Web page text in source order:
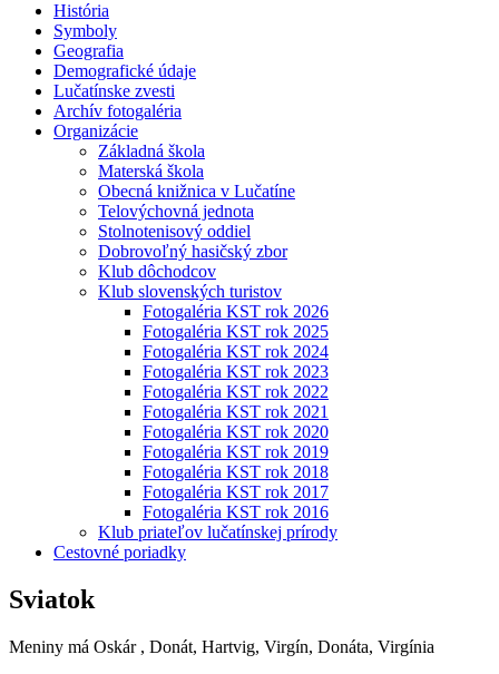
História
Symboly
Geografia
Demografické údaje
Lučatínske zvesti
Archív fotogaléria
Organizácie
Základná škola
Materská škola
Obecná knižnica v Lučatíne
Telovýchovná jednota
Stolnotenisový oddiel
Dobrovoľný hasičský zbor
Klub dôchodcov
Klub slovenských turistov
Fotogaléria KST rok 2026
Fotogaléria KST rok 2025
Fotogaléria KST rok 2024
Fotogaléria KST rok 2023
Fotogaléria KST rok 2022
Fotogaléria KST rok 2021
Fotogaléria KST rok 2020
Fotogaléria KST rok 2019
Fotogaléria KST rok 2018
Fotogaléria KST rok 2017
Fotogaléria KST rok 2016
Klub priateľov lučatínskej prírody
Cestovné poriadky
Sviatok
Meniny má Oskár , Donát, Hartvig, Virgín, Donáta, Virgínia